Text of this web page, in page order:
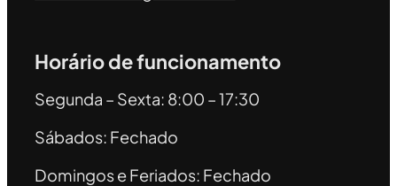
Horário de funcionamento
Segunda – Sexta: 8:00 – 17:30
Sábados: Fechado
Domingos e Feriados: Fechado